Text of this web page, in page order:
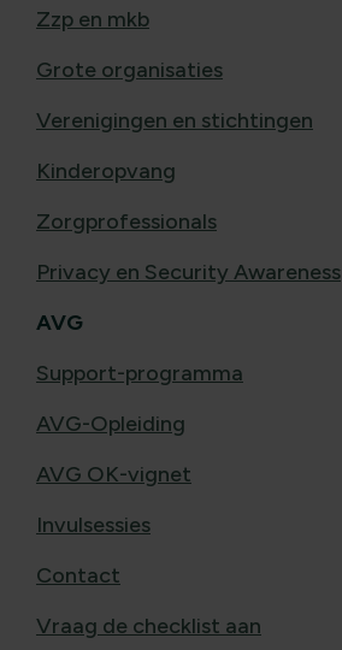
Zzp en mkb
Grote organisaties
Verenigingen en stichtingen
Kinderopvang
Zorgprofessionals
Privacy en Security Awareness
AVG
Support-programma
AVG-Opleiding
AVG OK-vignet
Invulsessies
Contact
Vraag de checklist aan